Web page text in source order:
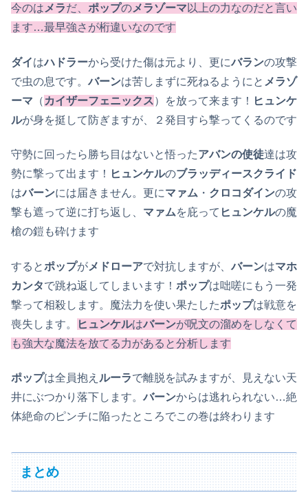
今のはメラだ、 ポップのメラゾーマ以上の力なのだと言い
ます…最早強さが桁違いなのです
ダイはハドラーから受けた傷は元より、更にバランの攻撃
で虫の息です。バーンは苦しまずに死ねるようにと メラゾ
ーマ （ カイザーフェニックス）を放って来ます！ ヒュンケ
ルが身を挺して防ぎますが、２発目すら撃ってくるのです
守勢に回ったら勝ち目はないと悟ったアバンの使徒達は攻
勢に撃って出ます！ ヒュンケルのブラッディースクライド
はバーンには届きません。更にマァム ・ クロコダインの攻
撃も遮って逆に打ち返し、 マァムを庇って ヒュンケルの魔
槍の鎧も砕けます
するとポップがメドローアで対抗しますが、バーンはマホ
カンタで跳ね返してしまいます！ ポップは咄嗟にもう一発
撃って相殺します。魔法力を使い果たしたポップは戦意を
喪失します。
ヒュンケルはバーンが呪文の溜めをしなくて
も強大な魔法を放てる力があると分析します
ポップは全員抱え ルーラで離脱を試みますが、見えない天
井にぶつかり落下します。バーンからは逃れられない…絶
体絶命のピンチに陥ったところでこの巻は終わります
まとめ